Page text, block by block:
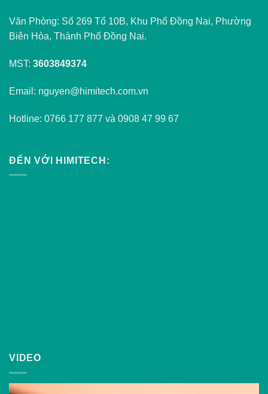
Văn Phòng: Số 269 Tổ 10B, Khu Phố Đồng Nai, Phường
Biên Hòa, Thành Phố Đồng Nai.
MST: 3603849374
Email: nguyen@himitech.com.vn
Hotline: 0766 177 877 và 0908 47 99 67
ĐẾN VỚI HIMITECH:
VIDEO